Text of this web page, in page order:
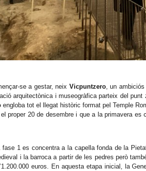
se a gestar, neix Vicpuntzero, un ambiciós
arquitectònica i museogràfica parteix del
engloba tot el llegat històric format pel Temple
proper 20 de desembre i que a la primavera
1 es concentra a la capella fonda de la
i la barroca a partir de les pedres però
euros. En aquesta etapa inicial, la